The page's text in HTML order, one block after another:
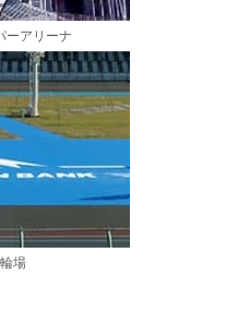
ーアリーナ
場